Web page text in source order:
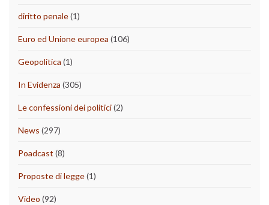
diritto penale(1)
Euro ed Unione europea (106)
Geopolitica (1)
In Evidenza (305)
Le confessioni dei politici(2)
News (297)
Poadcast (8)
Proposte di legge(1)
Video (92)